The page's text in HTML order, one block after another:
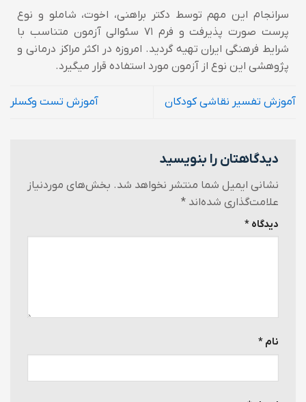
سرانجام این مهم توسط دکتر براهنی، اخوت، شاملو و نوع
پرست صورت پذیرفت و فرم ۷۱ سئوالی آزمون متناسب با
شرایط فرهنگی ایران تهیه گردید. امروزه در اکثر مراکز درمانی و
پژوهشی این نوع از آزمون مورد استفاده قرار میگیرد.
آموزش تفسیر نقاشی کودکان آموزش تست وکسلر
دیدگاهتان را بنویسید
نشانی ایمیل شما منتشر نخواهد شد. بخش‌های موردنیاز
علامت‌گذاری شده‌اند *
دیدگاه *
نام *